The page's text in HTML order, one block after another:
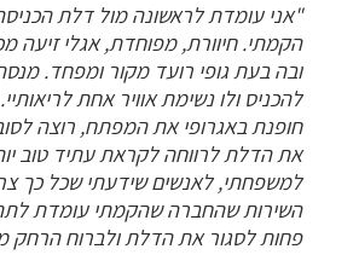
"אני עומדת לראשונה מול דלת
הקמתי. חיוורת, מפוחדת, אגלי זיעה
ובה בעת גופי רועד מקור ומפחד. מנסה
להכניס ולו נשימת אוויר אחת לריאותיי.
חופנת באגרופי את המפתח, רוצה
את הדלת לרווחה לקראת עתיד טוב
למשפחתי, לאנשים שידעתי שכל כך
השירות שהחברה שהקמתי עומדת
פחות לסגור את הדלת ולברוח הרחק